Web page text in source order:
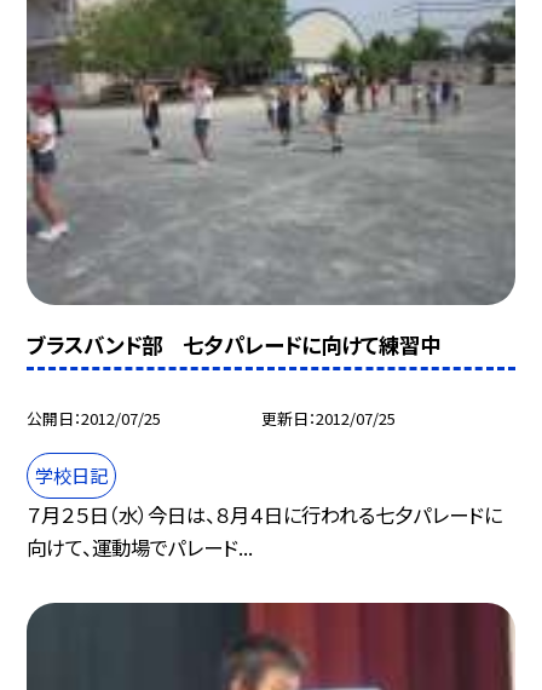
ブラスバンド部 七夕パレードに向けて練習中
公開日 2012/07/25 更新日 2012/07/25
学校日記
７月２５日（水）今日は、８月４日に行われる七夕パレードに
向けて、運動場でパレード...